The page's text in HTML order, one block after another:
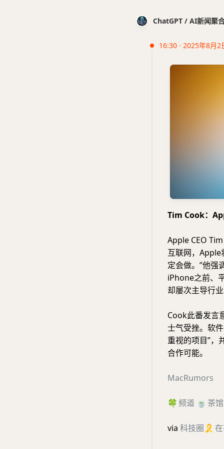
ChatGPT / AI新闻聚
16:30 · 2025年8月2
Tim Cook：
Apple CEO
互联网，Apple
定会做。”他强
iPhone之前、
却屡次主导行
Cook此番发言
士气受挫。软
重视的项目”
合作可能。
MacRumors
🍀频道 🍵 茶馆
via 科技圈 🎗